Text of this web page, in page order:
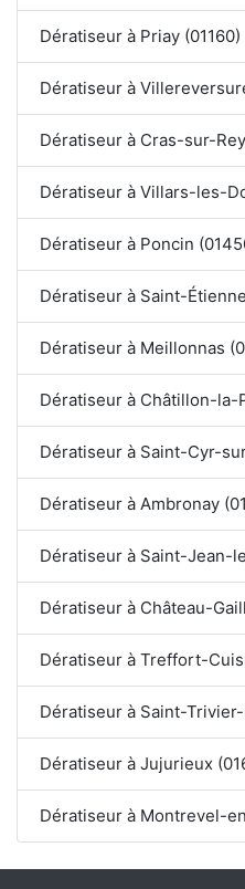
Dératiseur à Priay (01160)
Dératiseur à
Dératiseur à Cras-sur-
Dératiseur à Villars-les-
Dératiseur à Poncin
Dératiseur à Saint-
Dératiseur à Meillonnas
Dératiseur à Châtillon-la-
Dératiseur à Saint-Cyr-
Dératiseur à Ambronay
Dératiseur à Saint-Jean-
Dératiseur à Château-
Dératiseur à Treffort-
Dératiseur à Saint-
Dératiseur à Jujurieux
Dératiseur à Montrevel-